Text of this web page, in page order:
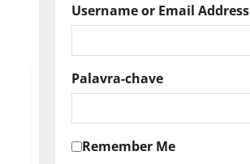
Username or Email Address
Palavra-chave
Remember Me